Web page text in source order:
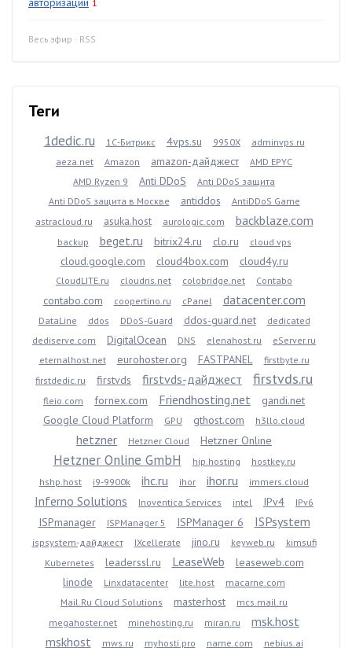
1
Весь эфир · RSS
Теги
1dedic.ru 1С-Битрикс 4vps.su 9950X
adminvps.ru
aeza.net
Amazon amazon-дайджест
AMD EPYC
AMD Ryzen 9
Anti DDoS
Anti DDoS защита
Anti DDoS защита в Москве
antiddos
AntiDDoS Game
astracloud.ru
asuka.host aurologic.com backblaze.com
backup beget.ru bitrix24.ru clo.ru cloud vps
cloud.google.com cloud4box.com cloud4y.ru
CloudLITE.ru cloudns.net colobridge.net Contabo
contabo.com coopertino.ru cPanel datacenter.com
DataLine ddos DDoS-Guard ddos-guard.net
dedicated
dediserve.com
DigitalOcean DNS elenahost.ru
eServer.ru
eternalhost.net
eurohoster.org FASTPANEL
firstbyte.ru
firstdedic.ru
firstvds firstvds-дайджест firstvds.ru
fleio.com fornex.com Friendhosting.net
gandi.net
Google Cloud Platform
GPU gthost.com h3llo.cloud
hetzner Hetzner Cloud Hetzner Online
Hetzner Online GmbH hip.hosting
hostkey.ru
hshp.host
i9-9900k ihc.ru ihor ihor.ru immers.cloud
Inferno Solutions Inoventica Services intel IPv4 IPv6
ISPmanager ISPManager 5 ISPManager 6 ISPsystem
ispsystem-дайджест IXcellerate jino.ru keyweb.ru
kimsufi
Kubernetes
leaderssl.ru LeaseWeb
leaseweb.com
linode
Linxdatacenter lite.host
macarne.com
Mail.Ru Cloud Solutions
masterhost
mcs.mail.ru
megahoster.net
minehosting.ru miran.ru
msk.host
mskhost
mws.ru myhosti.pro name.com nebius.ai